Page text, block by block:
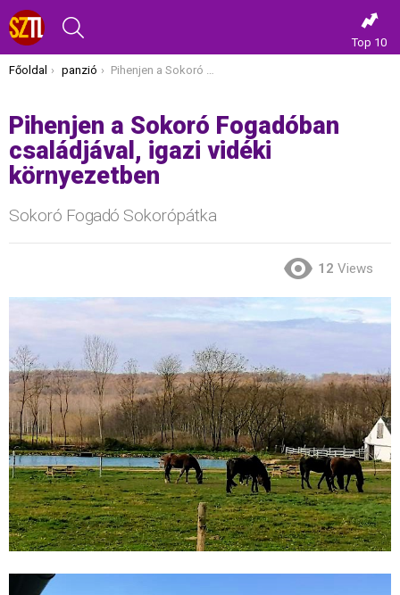
Top 10
Itt vagy most:
Főoldal panzió Pihenjen a Sokoró Fogadóban családjával, igazi vidéki környezetben
Pihenjen a Sokoró Fogadóban
családjával, igazi vidéki
környezetben
Sokoró Fogadó Sokorópátka
12 Views